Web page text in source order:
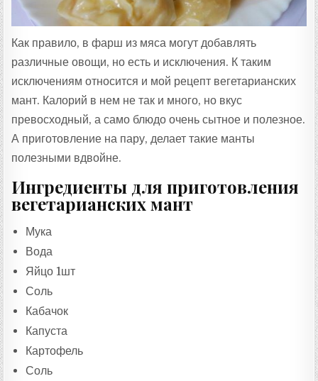
Как правило, в фарш из мяса могут добавлять
различные овощи, но есть и исключения. К таким
исключениям относится и мой рецепт вегетарианских
мант. Калорий в нем не так и много, но вкус
превосходный, а само блюдо очень сытное и полезное.
А приготовление на пару, делает такие манты
полезными вдвойне.
Ингредиенты для приготовления
вегетарианских мант
Мука
Вода
Яйцо 1шт
Соль
Кабачок
Капуста
Картофель
Соль